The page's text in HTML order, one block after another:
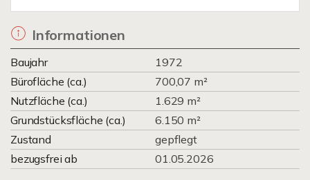
Informationen
Baujahr
1972
Bürofläche (ca.)
700,07 m²
Nutzfläche (ca.)
1.629 m²
Grundstücksfläche (ca.)
6.150 m²
Zustand
gepflegt
bezugsfrei ab
01.05.2026